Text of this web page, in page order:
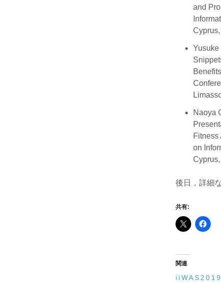
and
Yusuke
Naoya
Fitness
on
後日，詳細
共有:
関連
iiWAS2019